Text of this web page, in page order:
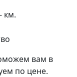
- км.
вам в
по цене.